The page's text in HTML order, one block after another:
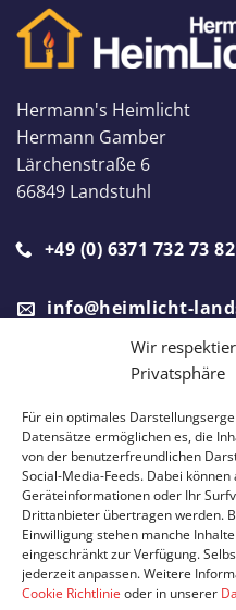
Wir
Privatsphäre
Für ein optimales
Datensätze ermöglichen es, die
von der benutzerfreundlichen
Social-Media-Feeds. Dabei
Geräteinformationen oder Ihr
Drittanbieter übertragen werden.
Einwilligung stehen manche
eingeschränkt zur Verfügung.
jederzeit anpassen. Weitere
Cookie Richtlinie oder in unserer
Hermann's Heimlicht
Hermann Gamber
Lärchenstraße 6
66849 Landstuhl
+49 (0) 6371 732 73 82
info@heimlicht-